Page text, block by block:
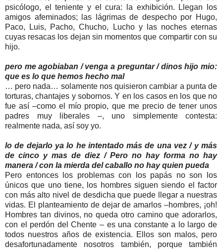
psicólogo, el teniente y el cura: la exhibición. Llegan los
amigos afeminados; las lágrimas de despecho por Hugo,
Paco, Luis, Pacho, Chucho, Lucho y las noches eternas
cuyas resacas los dejan sin momentos que compartir con su
hijo.
pero me agobiaban / venga a preguntar / dinos hijo mio:
que es lo que hemos hecho mal
… pero nada… solamente nos quisieron cambiar a punta de
torturas, chantajes y sobornos. Y en los casos en los que no
fue así –como el mío propio, que me precio de tener unos
padres muy liberales –, uno simplemente contesta:
realmente nada, así soy yo.
lo de dejarlo ya lo he intentado más de una vez / y más
de cinco y mas de diez / Pero no hay forma no hay
manera / con la mierda del caballo no hay quien pueda
Pero entonces los problemas con los papás no son los
únicos que uno tiene, los hombres siguen siendo el factor
con más alto nivel de desdicha que puede llegar a nuestras
vidas. El planteamiento de dejar de amarlos –hombres, ¡oh!
Hombres tan divinos, no queda otro camino que adorarlos,
con el perdón del Chente – es una constante a lo largo de
todos nuestros años de existencia. Ellos son malos, pero
desafortunadamente nosotros también, porque también